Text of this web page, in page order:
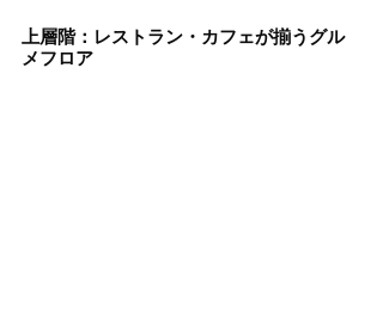
上層階：レストラン・カフェが揃うグル
メフロア